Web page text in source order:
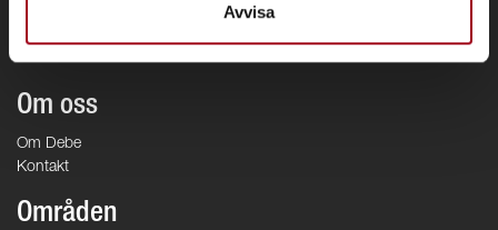
Avvisa
Om oss
Om Debe
Kontakt
Områden